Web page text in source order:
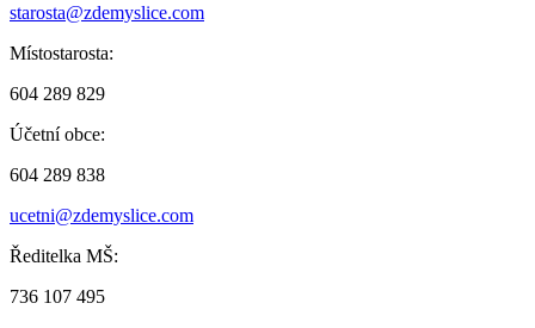
starosta@zdemyslice.com
Místostarosta:
604 289 829
Účetní obce:
604 289 838
ucetni@zdemyslice.com
Ředitelka MŠ:
736 107 495